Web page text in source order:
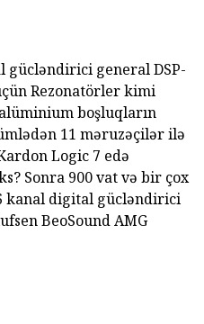
gücləndirici general DSP-
Rezonatörler kimi
boşluqların
11 məruzəçilər ilə
Logic 7 edə
Sonra 900 vat və bir çox
kanal digital gücləndirici
BeoSound AMG